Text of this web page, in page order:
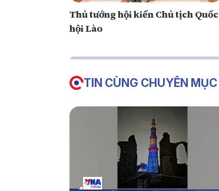
Thủ tướng hội kiến Chủ tịch Quốc
hội Lào
TIN CÙNG CHUYÊN MỤC